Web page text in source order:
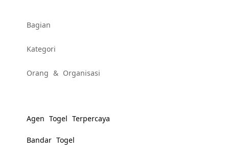
Konten
yang
diberi
tag
serupa:
Bagian
Kategori
Orang & Organisasi
Agen Togel Terpercaya
Bandar Togel